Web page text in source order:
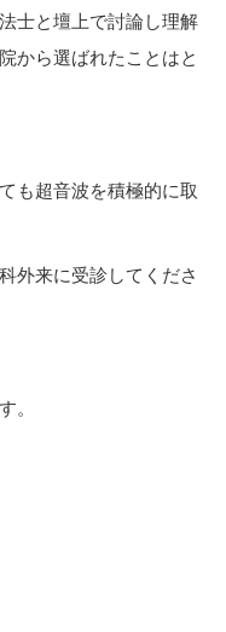
士と壇上で討論し理解
から選ばれたことはと
も超音波を積極的に取
外来に受診してくださ
。